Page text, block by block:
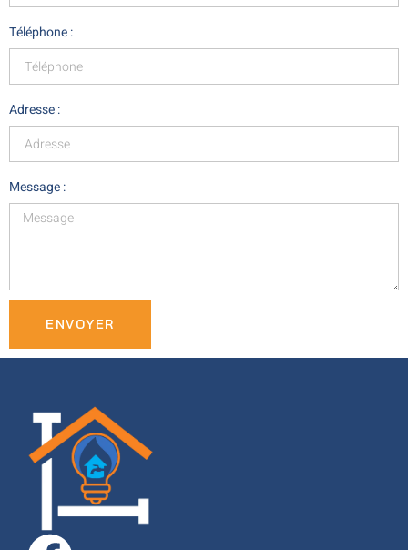
Téléphone :
Adresse :
Message :
ENVOYER